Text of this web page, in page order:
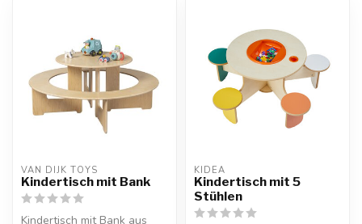
VAN DIJK TOYS
Kindertisch mit Bank
Kindertisch mit Bank aus
KIDEA
Kindertisch mit 5
Stühlen